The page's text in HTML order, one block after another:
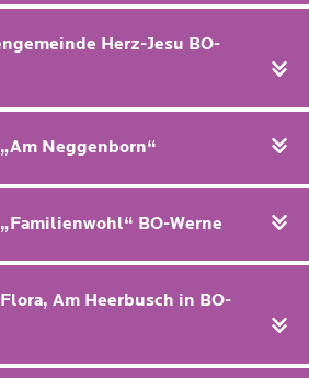
Herz-Jesu BO-
Neggenborn“
BO-Werne
Am Heerbusch in BO-